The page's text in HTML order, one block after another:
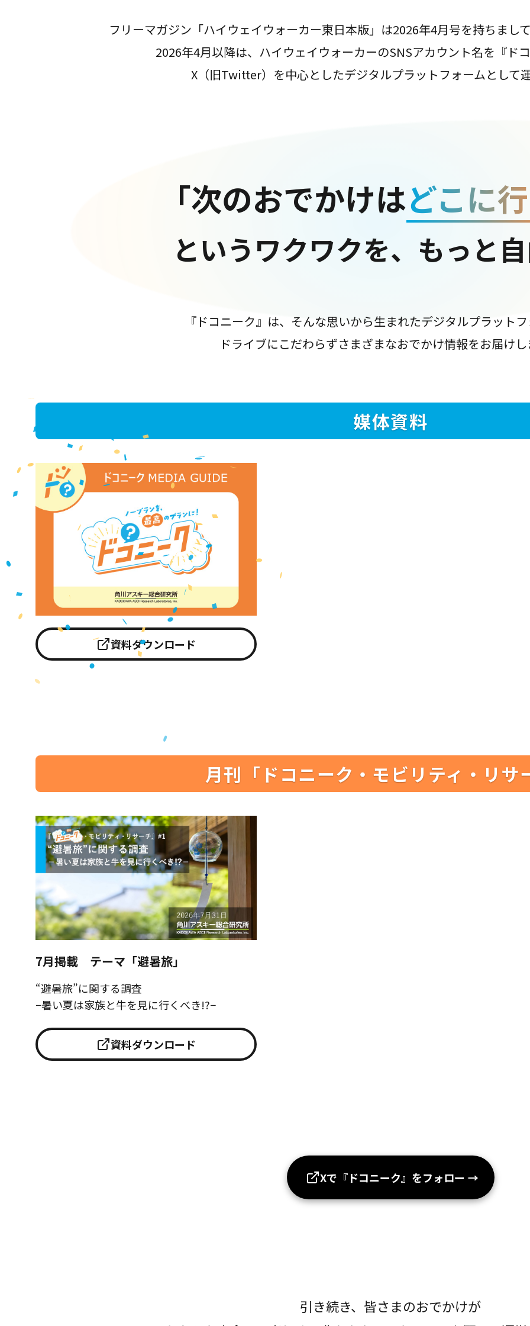
フリーマガジン「ハイウェイウォーカー東日本版」は2026年4月号を持ちまし
2026年4月以降は、ハイウェイウォーカーのSNSアカウント名を『ド
X（旧Twitter）を中心としたデジタルプラットフォームとして
「次のおでかけはどこに
というワクワクを、もっと
『ドコニーク』は、そんな思いから生まれたデジタルプラット
ドライブにこだわらずさまざまなおでかけ情報をお届け
媒体資料
資料ダウンロード
月刊「ドコニーク・モビリティ・リサ
7月掲載 テーマ「避暑旅」
“避暑旅”に関する調査
−暑い夏は家族と牛を見に行くべき!?−
資料ダウンロード
Xで『ドコニーク』をフォロー →
引き続き、皆さまのおでかけが